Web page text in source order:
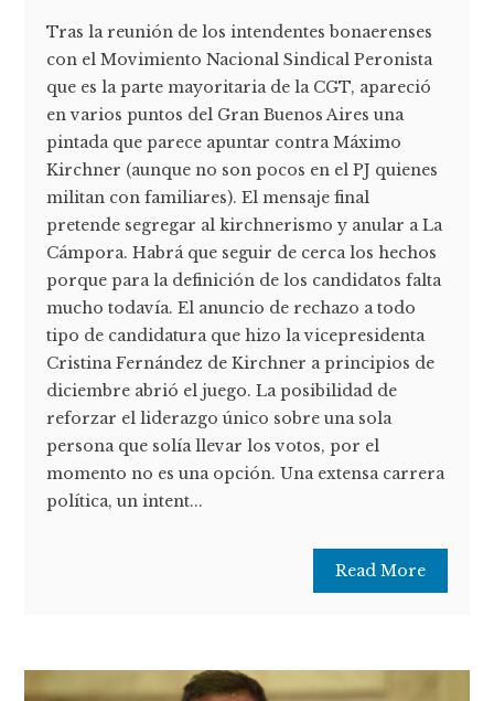
Tras la reunión de los intendentes bonaerenses
con el Movimiento Nacional Sindical Peronista
que es la parte mayoritaria de la CGT, apareció
en varios puntos del Gran Buenos Aires una
pintada que parece apuntar contra Máximo
Kirchner (aunque no son pocos en el PJ quienes
militan con familiares). El mensaje final
pretende segregar al kirchnerismo y anular a La
Cámpora. Habrá que seguir de cerca los hechos
porque para la definición de los candidatos falta
mucho todavía. El anuncio de rechazo a todo
tipo de candidatura que hizo la vicepresidenta
Cristina Fernández de Kirchner a principios de
diciembre abrió el juego. La posibilidad de
reforzar el liderazgo único sobre una sola
persona que solía llevar los votos, por el
momento no es una opción. Una extensa carrera
política, un intent...
Read More